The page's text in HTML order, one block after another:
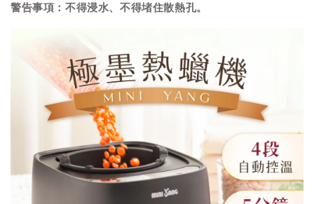
警告事項：不得浸水、不得堵住散熱孔。